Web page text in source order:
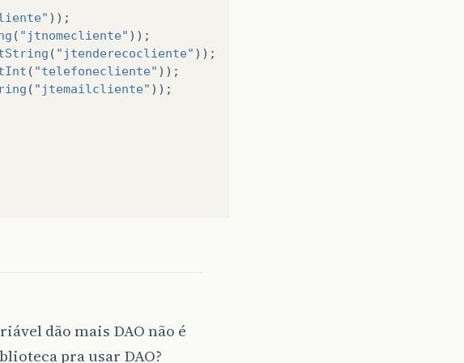
));
( "jtnomecliente" ));
( "jtenderecocliente" ));
( "telefonecliente" ));
( "jtemailcliente" ));
dão mais DAO não é
pra usar DAO?